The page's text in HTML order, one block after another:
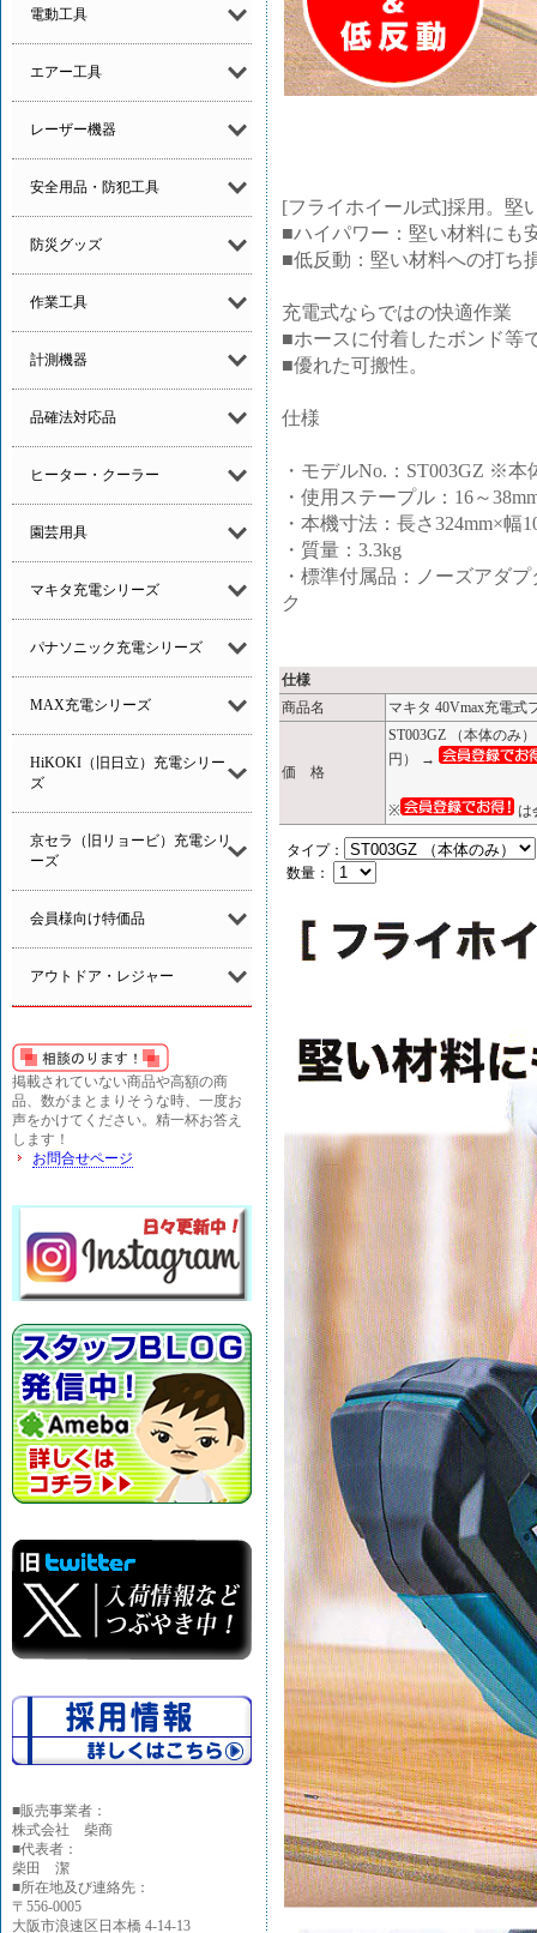
電動工具
エアー工具
レーザー機器
安全用品・防犯工具
防災グッズ
作業工具
計測機器
品確法対応品
ヒーター・クーラー
園芸用具
マキタ充電シリーズ
パナソニック充電シリーズ
MAX充電シリーズ
HiKOKI（旧日立）充電シリー
ズ
京セラ（旧リョービ）充電シリ
ーズ
会員様向け特価品
アウトドア・レジャー
掲載されていない商品や高額の商
品、数がまとまりそうな時、一度お
声をかけてください。精一杯お答え
します！
お問合せページ
■販売事業者：
株式会社 柴商
■代表者：
柴田 潔
■所在地及び連絡先：
〒556-0005
大阪市浪速区日本橋 4-14-13
[フライホイール式]採用。堅
■ハイパワー：堅い材料にも
■低反動：堅い材料への打ち
充電式ならではの快適作業
■ホースに付着したボンド等
■優れた可搬性。
仕様
・モデルNo.：ST003GZ ※
・使用ステープル：16～
・本機寸法：長さ324mm×幅
・質量：3.3kg
・標準付属品：ノーズアダ
ク
仕様
商品名
マキタ 40Vmax充電式
価 格
ST003GZ （本体のみ
円） →
※ は
タイプ：
数量：